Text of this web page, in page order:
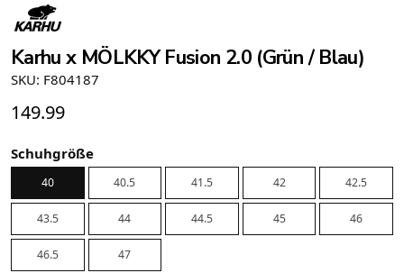
Karhu x MÖLKKY Fusion 2.0 (Grün / Blau)
SKU: F804187
149.99
Schuhgröße
40 40.5 41.5 42 42.5
43.5 44 44.5 45 46
46.5 47